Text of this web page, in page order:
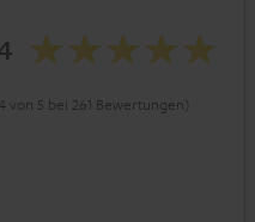
von 5 bei 261 Bewertungen)